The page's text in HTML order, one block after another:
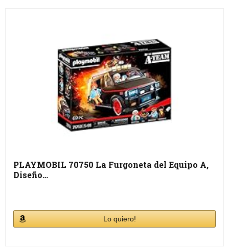
PLAYMOBIL 70750 La Furgoneta del Equipo A,
Diseño…
Lo quiero!